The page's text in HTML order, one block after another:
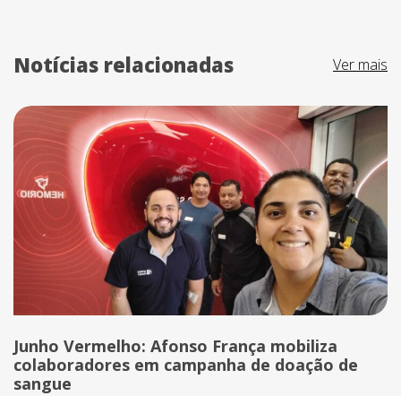
Notícias relacionadas Ver mais
Junho Vermelho: Afonso França mobiliza
colaboradores em campanha de doação de
sangue